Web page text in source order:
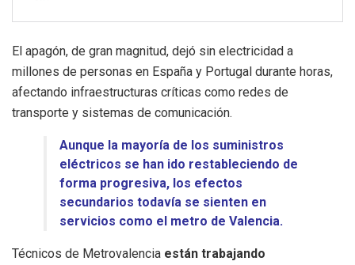
El apagón, de gran magnitud, dejó sin electricidad a
millones de personas en España y Portugal durante horas,
afectando infraestructuras críticas como redes de
transporte y sistemas de comunicación.
Aunque la mayoría de los suministros
eléctricos se han ido restableciendo de
forma progresiva, los efectos
secundarios todavía se sienten en
servicios como el metro de Valencia.
Técnicos de Metrovalencia están trabajando